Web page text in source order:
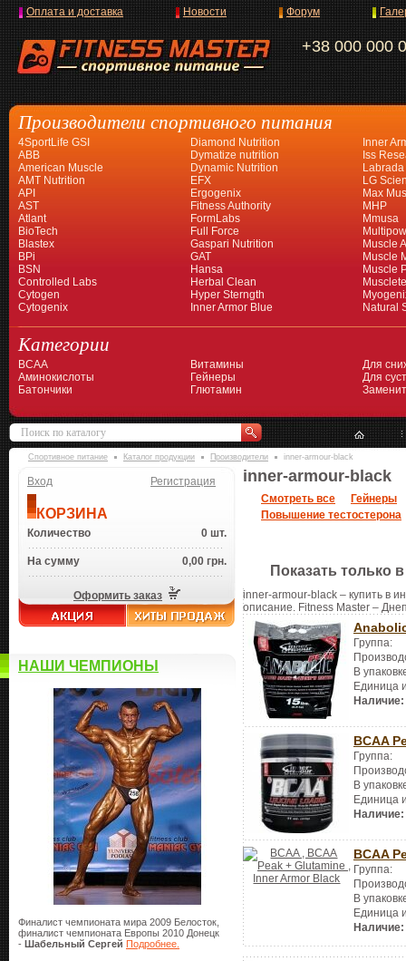
+38 000 000
Оплата и доставка Новости Форум
Производители спортивного питания
4SportLife GSI
ABB
American Muscle
AMT Nutrition
API
AST
Atlant
BioTech
Blastex
BPi
BSN
Controlled Labs
Cytogen
Cytogenix
Diamond Nutrition
Dymatize nutrition
Dynamic Nutrition
EFX
Ergogenix
Fitness Authority
FormLabs
Full Force
Gaspari Nutrition
GAT
Hansa
Herbal Clean
Hyper Sterngth
Inner Armor Blue
Inner
Iss
Labrada
LG
Max
MHP
Mmusa
Muscle
Muscle
Muscle
Natural
Категории
BCAA
Аминокислоты
Батончики
Витамины
Гейнеры
Глютамин
Для
Для
Спортивное питание Каталог продукции Производители inner-armour-black
Вход Регистрация
КОРЗИНА
Количество 0 шт.
На сумму 0,00 грн.
Оформить заказ
НАШИ ЧЕМПИОНЫ
Финалист чемпионата мира 2009 Белосток,
финалист чемпионата Европы 2010 Донецк
- Шабельный Сергей Подробнее.
inner-armour-black
Смотреть все
Гейнеры
Повышение тестостерона
Показать только
inner-armour-black – купить в
описание. Fitness Master –
Группа:
В
Единица
Наличие:
BCAA
Группа:
В
Единица
Наличие:
BCAA
Группа:
В
Единица
Наличие: